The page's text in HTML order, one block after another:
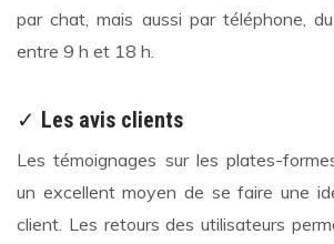
par chat, mais aussi par téléphone,
entre 9 h et 18 h.
✓ Les avis clients
Les témoignages sur les plates-
un excellent moyen de se faire une
client. Les retours des utilisateurs